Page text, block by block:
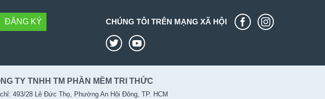
ĐĂNG KÝ CHÚNG TÔI TRÊN MẠNG XÃ HỘI
TY TNHH TM PHẦN MỀM TRI THỨC
493/28 Lê Đức Thọ, Phường An Hội Đông, TP. HCM